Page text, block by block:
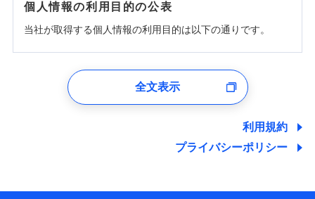
個人情報の利用目的の公表
当社が取得する個人情報の利用目的は以下の通りです。
ユーザー登録受付および、管理のため
しくは委託を受けている保険会社・提携会社の保険その他に
関する情報を提供し、金融商品等の契約を勧奨するため、ま
た維持管理等の委託業務遂行のため、またそれらに付帯、関
情報を取引のある他の保険会社の商品・サービスをご提案す
全文表示
利用規約
プライバシーポリシー